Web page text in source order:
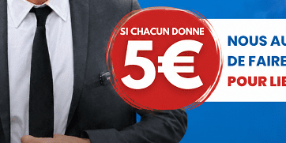
Article
suivant
Terrible Maladie de
choix